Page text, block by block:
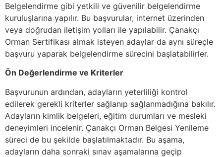
Belgelendirme gibi yetkili ve güvenilir belgelendirme
kuruluşlarına yapılır. Bu başvurular, internet üzerinden
veya doğrudan iletişim yolları ile yapılabilir. Çanakçı
Orman Sertifikası almak isteyen adaylar da aynı süreçle
başvuru yaparak belgelendirme sürecini başlatabilirler.
Ön Değerlendirme ve Kriterler
Başvurunun ardından, adayların yeterliliği kontrol
edilerek gerekli kriterler sağlanıp sağlanmadığına bakılır.
Adayların kimlik belgeleri, eğitim durumları ve mesleki
deneyimleri incelenir. Çanakçı Orman Belgesi Yenileme
süreci de bu şekilde başlatılmaktadır. Bu aşama,
adayların daha sonraki sınav aşamalarına geçip